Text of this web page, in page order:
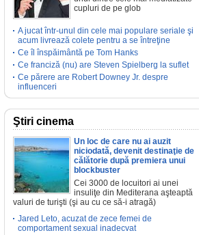
cupluri de pe glob
A jucat într-unul din cele mai populare seriale şi
acum livrează colete pentru a se întreţine
Ce îl înspăimântă pe Tom Hanks
Ce franciză (nu) are Steven Spielberg la suflet
Ce părere are Robert Downey Jr. despre
influenceri
Ştiri cinema
Un loc de care nu ai auzit
niciodată, devenit destinaţie de
călătorie după premiera unui
blockbuster
Cei 3000 de locuitori ai unei
insuliţe din Mediterana aşteaptă
valuri de turişti (şi au cu ce să-i atragă)
Jared Leto, acuzat de zece femei de
comportament sexual inadecvat